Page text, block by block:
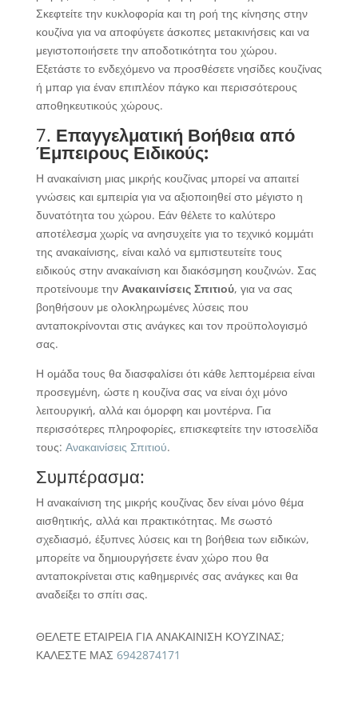
Σκεφτείτε την κυκλοφορία και τη ροή της κίνησης στην
κουζίνα για να αποφύγετε άσκοπες μετακινήσεις και να
μεγιστοποιήσετε την αποδοτικότητα του χώρου.
Εξετάστε το ενδεχόμενο να προσθέσετε νησίδες κουζίνας
ή μπαρ για έναν επιπλέον πάγκο και περισσότερους
αποθηκευτικούς χώρους.
7. Επαγγελματική Βοήθεια από
Έμπειρους Ειδικούς:
Η ανακαίνιση μιας μικρής κουζίνας μπορεί να απαιτεί
γνώσεις και εμπειρία για να αξιοποιηθεί στο μέγιστο η
δυνατότητα του χώρου. Εάν θέλετε το καλύτερο
αποτέλεσμα χωρίς να ανησυχείτε για το τεχνικό κομμάτι
της ανακαίνισης, είναι καλό να εμπιστευτείτε τους
ειδικούς στην ανακαίνιση και διακόσμηση κουζινών. Σας
προτείνουμε την Ανακαινίσεις Σπιτιού, για να σας
βοηθήσουν με ολοκληρωμένες λύσεις που
ανταποκρίνονται στις ανάγκες και τον προϋπολογισμό
σας.
Η ομάδα τους θα διασφαλίσει ότι κάθε λεπτομέρεια είναι
προσεγμένη, ώστε η κουζίνα σας να είναι όχι μόνο
λειτουργική, αλλά και όμορφη και μοντέρνα. Για
περισσότερες πληροφορίες, επισκεφτείτε την ιστοσελίδα
τους: Ανακαινίσεις Σπιτιού.
Συμπέρασμα:
Η ανακαίνιση της μικρής κουζίνας δεν είναι μόνο θέμα
αισθητικής, αλλά και πρακτικότητας. Με σωστό
σχεδιασμό, έξυπνες λύσεις και τη βοήθεια των ειδικών,
μπορείτε να δημιουργήσετε έναν χώρο που θα
ανταποκρίνεται στις καθημερινές σας ανάγκες και θα
αναδείξει το σπίτι σας.
ΘΕΛΕΤΕ ΕΤΑΙΡΕΙΑ ΓΙΑ ΑΝΑΚΑΙΝΙΣΗ ΚΟΥΖΙΝΑΣ;
ΚΑΛΕΣΤΕ ΜΑΣ 6942874171